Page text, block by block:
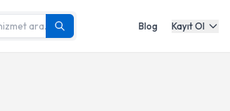
Blog Kayıt Ol